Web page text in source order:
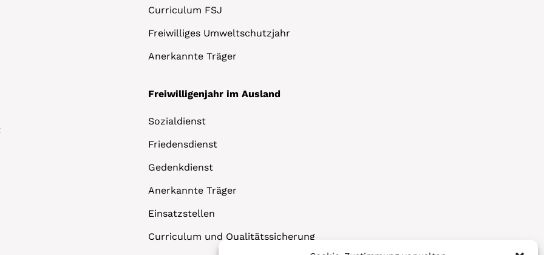
Curriculum FSJ
Freiwilliges Umweltschutzjahr
Anerkannte Träger
Freiwilligenjahr im Ausland
Sozialdienst
Friedensdienst
Gedenkdienst
Anerkannte Träger
Einsatzstellen
Curriculum und Qualitätssicherung